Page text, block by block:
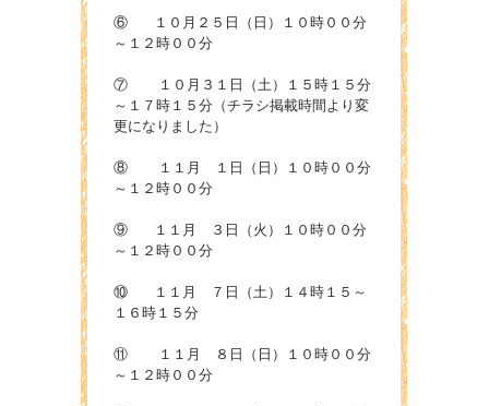
⑥ １０月２５日（日）１０時００分
～１２時００分
⑦ １０月３１日（土）１５時１５分
～１７時１５分（チラシ掲載時間より変
更になりました）
⑧ １１月 １日（日）１０時００分
～１２時００分
⑨ １１月 ３日（火）１０時００分
～１２時００分
⑩ １１月 ７日（土）１４時１５～
１６時１５分
⑪ １１月 ８日（日）１０時００分
～１２時００分